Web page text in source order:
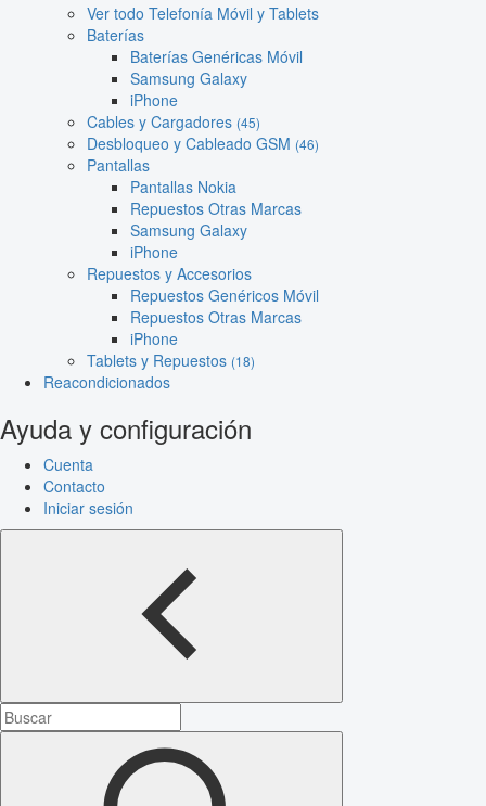
Ver todo Telefonía Móvil y Tablets
Baterías
Baterías Genéricas Móvil
Samsung Galaxy
iPhone
Cables y Cargadores (45)
Desbloqueo y Cableado GSM (46)
Pantallas
Pantallas Nokia
Repuestos Otras Marcas
Samsung Galaxy
iPhone
Repuestos y Accesorios
Repuestos Genéricos Móvil
Repuestos Otras Marcas
iPhone
Tablets y Repuestos (18)
Reacondicionados
Ayuda y configuración
Cuenta
Contacto
Iniciar sesión